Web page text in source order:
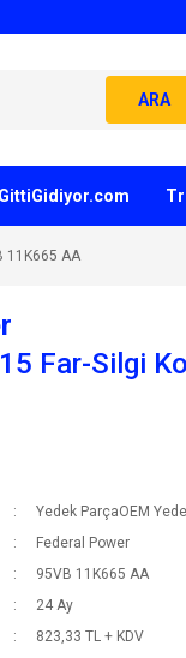
ARA
GittiGidiyor.com
11K665 AA
Far-Silgi
Yedek ParçaOEM
Federal Power
95VB 11K665 AA
24 Ay
823,33 TL + KDV